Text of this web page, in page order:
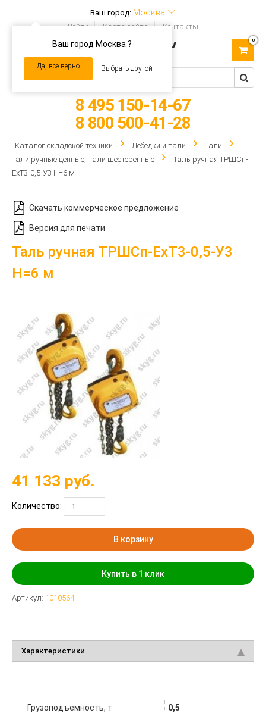
Ваш город: Москва
Ваш город Москва ?
Да, все верно Выбрать другой
Войти Карта сайта Контакты
navigation
0
8 495 150-14-67
8 800 500-41-28
Каталог складской техники Лебёдки и тали
Тали
Тали ручные цепные, тали шестеренные
Таль ручная ТРШCп-
ЕхТ3-0,5-У3 Н=6 м
Скачать коммерческое предложение
Версия для печати
Таль ручная ТРШCп-ЕхТ3-0,5-У3
Н=6 м
41 133 руб.
Количество:
В корзину
Купить в 1 клик
Артикул: 1010564
Характеристики
Грузоподъемность, т 0,5